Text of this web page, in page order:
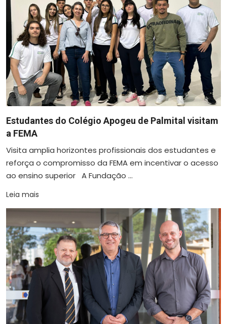
Estudantes do Colégio Apogeu de Palmital visitam
a FEMA
Visita amplia horizontes profissionais dos estudantes e
reforça o compromisso da FEMA em incentivar o acesso
ao ensino superior A Fundação ...
Leia mais